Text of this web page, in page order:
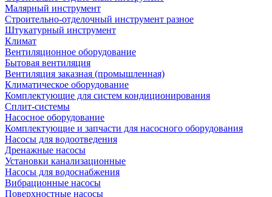
Малярный инструмент
Строительно-отделочный инструмент разное
Штукатурный инструмент
Климат
Вентиляционное оборудование
Бытовая вентиляция
Вентиляция заказная (промышленная)
Климатическое оборудование
Комплектующие для систем кондиционирования
Сплит-системы
Насосное оборудование
Комплектующие и запчасти для насосного оборудования
Насосы для водоотведения
Дренажные насосы
Установки канализационные
Насосы для водоснабжения
Вибрационные насосы
Поверхностные насосы